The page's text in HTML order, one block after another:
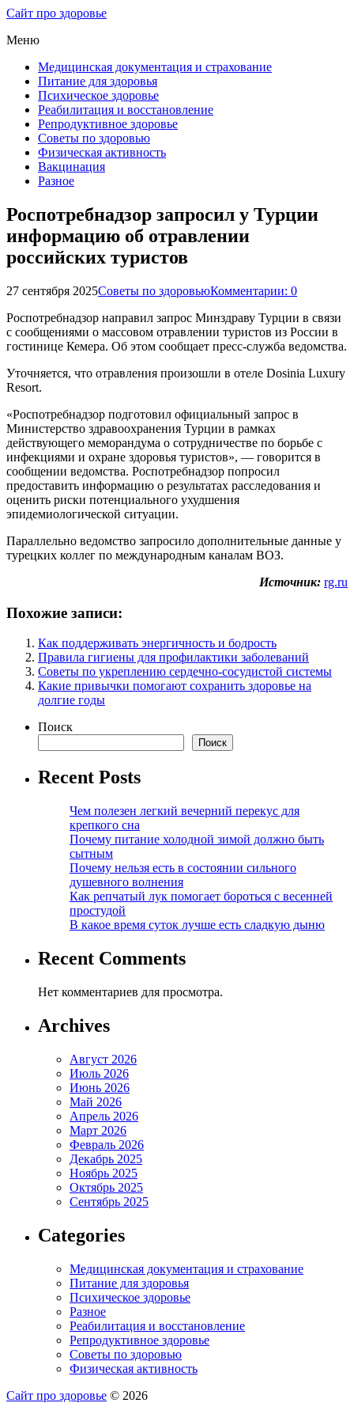
Сайт про здоровье
Меню
Медицинская документация и страхование
Питание для здоровья
Психическое здоровье
Реабилитация и восстановление
Репродуктивное здоровье
Советы по здоровью
Физическая активность
Вакцинация
Разное
Роспотребнадзор запросил у Турции
информацию об отравлении
российских туристов
27 сентября 2025Советы по здоровьюКомментарии: 0
Роспотребнадзор направил запрос Минздраву Турции в связи
с сообщениями о массовом отравлении туристов из России в
гостинице Кемера. Об этом сообщает пресс-служба ведомства.
Уточняется, что отравления произошли в отеле Dosinia Luxury
Resort.
«Роспотребнадзор подготовил официальный запрос в
Министерство здравоохранения Турции в рамках
действующего меморандума о сотрудничестве по борьбе с
инфекциями и охране здоровья туристов», — говорится в
сообщении ведомства. Роспотребнадзор попросил
предоставить информацию о результатах расследования и
оценить риски потенциального ухудшения
эпидемиологической ситуации.
Параллельно ведомство запросило дополнительные данные у
турецких коллег по международным каналам ВОЗ.
Источник: rg.ru
Похожие записи:
Как поддерживать энергичность и бодрость
Правила гигиены для профилактики заболеваний
Советы по укреплению сердечно-сосудистой системы
Какие привычки помогают сохранить здоровье на
долгие годы
Поиск
Поиск
Recent Posts
Чем полезен легкий вечерний перекус для
крепкого сна
Почему питание холодной зимой должно быть
сытным
Почему нельзя есть в состоянии сильного
душевного волнения
Как репчатый лук помогает бороться с весенней
простудой
В какое время суток лучше есть сладкую дыню
Recent Comments
Нет комментариев для просмотра.
Archives
Август 2026
Июль 2026
Июнь 2026
Май 2026
Апрель 2026
Март 2026
Февраль 2026
Декабрь 2025
Ноябрь 2025
Октябрь 2025
Сентябрь 2025
Categories
Медицинская документация и страхование
Питание для здоровья
Психическое здоровье
Разное
Реабилитация и восстановление
Репродуктивное здоровье
Советы по здоровью
Физическая активность
Сайт про здоровье © 2026